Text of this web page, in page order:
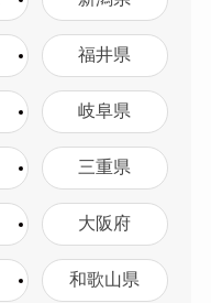
福井県
岐阜県
三重県
大阪府
和歌山県